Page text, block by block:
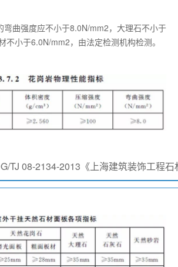
曲强度应不小于8.0N/mm2，大理石不小于
不小于6.0N/mm2，由法定检测机构检测。
TJ 08-2134-2013《上海建筑装饰工程